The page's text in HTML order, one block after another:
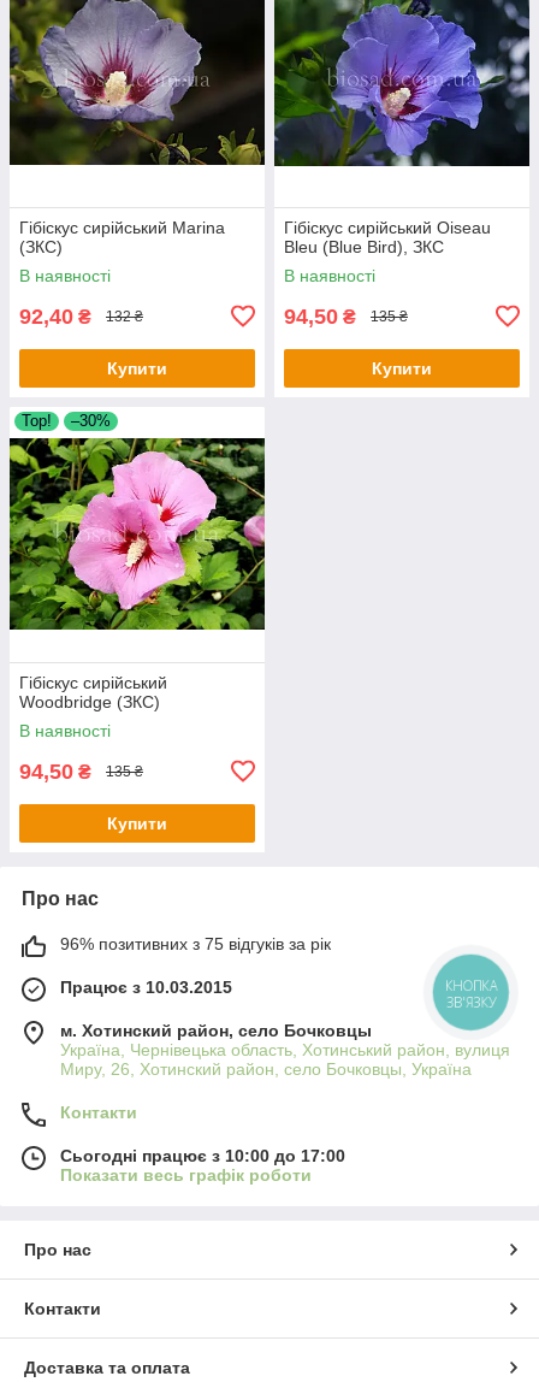
Гібіскус сирійський Marina
(ЗКС)
В наявності
92,40 ₴ 132 ₴
Купити
Гібіскус сирійський Oiseau
Bleu (Blue Bird), ЗКС
В наявності
94,50 ₴ 135 ₴
Купити
Тор! –30%
Гібіскус сирійський
Woodbridge (ЗКС)
В наявності
94,50 ₴ 135 ₴
Купити
Про нас
96% позитивних з 75 відгуків за рік
Працює з 10.03.2015
м. Хотинский район, село Бочковцы
Україна, Чернівецька область, Хотинський район, вулиця
Миру, 26, Хотинский район, село Бочковцы, Україна
Контакти
Сьогодні працює з 10:00 до 17:00
Показати весь графік роботи
Про нас
Контакти
Доставка та оплата
КНОПКА
ЗВ'ЯЗКУ